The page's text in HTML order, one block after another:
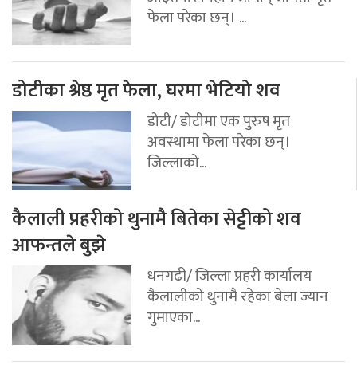
फेला परेका छन्। ...
डोटीका श्रेष्ठ मृत फेला, घरमा भेटियो शव
डोटी/ डोटीमा एक पुरुष मृत
अवस्थामा फेला परेका छन्।
जिल्लाको...
कैलाली प्रहरीको थुनामै बितेका सेट्टीको शव
आफन्तले बुझे
धनगढी/ जिल्ला प्रहरी कार्यालय
कैलालीको थुनामै रहेका बेला ज्यान
गुमाएका...